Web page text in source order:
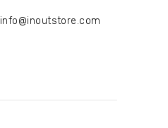
info@inoutstore.com